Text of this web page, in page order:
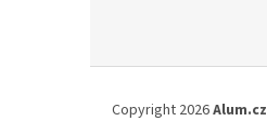
Copyright 2026Alum.cz